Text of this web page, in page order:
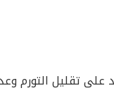
تقليل التورم